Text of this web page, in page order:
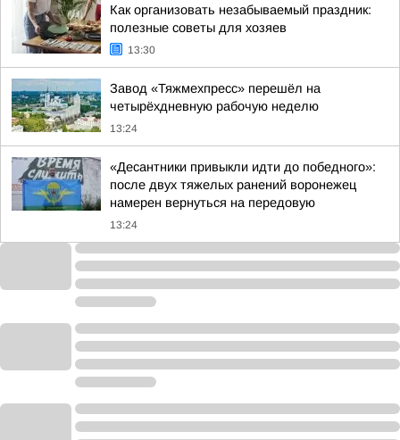
Как организовать незабываемый праздник:
полезные советы для хозяев
13:30
Завод «Тяжмехпресс» перешёл на
четырёхдневную рабочую неделю
13:24
«Десантники привыкли идти до победного»:
после двух тяжелых ранений воронежец
намерен вернуться на передовую
13:24